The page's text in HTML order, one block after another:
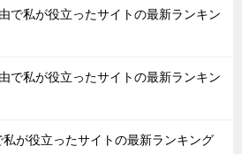
で私が役立ったサイトの最新ランキン
で私が役立ったサイトの最新ランキン
が役立ったサイトの最新ランキング